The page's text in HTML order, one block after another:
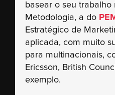
basear o seu trabalho
Metodologia, a do
Estratégico de
aplicada, com muito
para multinacionais,
Ericsson, British
exemplo.